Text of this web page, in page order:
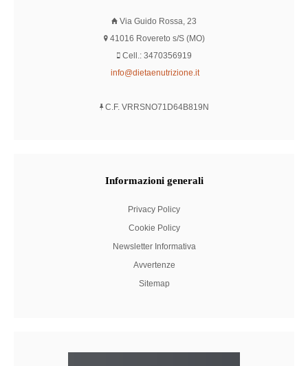
Via Guido Rossa, 23
41016 Rovereto s/S (MO)
Cell.: 3470356919
info@dietaenutrizione.it
C.F. VRRSNO71D64B819N
Informazioni generali
Privacy Policy
Cookie Policy
Newsletter Informativa
Avvertenze
Sitemap